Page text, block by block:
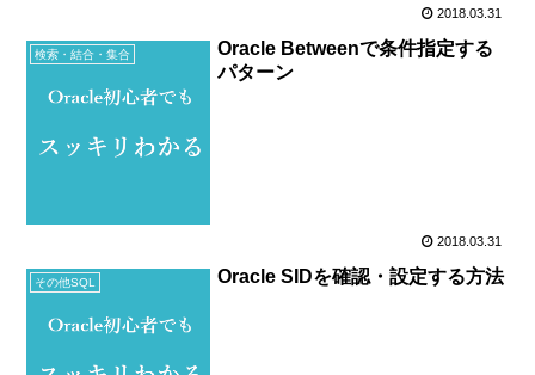
2018.03.31
検索・結合・集合
Oracle Betweenで条件指定する
パターン
2018.03.31
その他SQL Oracle SIDを確認・設定する方法